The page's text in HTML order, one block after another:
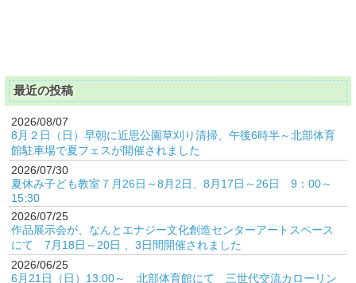
最近の投稿
2026/08/07
8月２日（日）早朝に近思公園草刈り清掃、午後6時半～北部体育
館駐車場で夏フェスが開催されました
2026/07/30
夏休み子ども教室７月26日～8月2日、8月17日～26日 9：00～
15:30
2026/07/25
作品展示会が、なんとエナジー文化創造センターアートスペース
にて 7月18日～20日 、3日間開催されました
2026/06/25
6月21日（日）13:00～ 北部体育館にて 三世代交流カローリン